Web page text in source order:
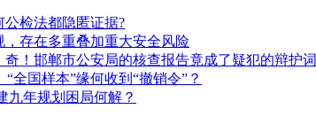
检法都隐匿证据?
存在多重叠加重大安全风险
！邯郸市公安局的核查报告竟成了疑犯的辩护词
全国样本”缘何收到“撤销令”？
九年规划困局何解？